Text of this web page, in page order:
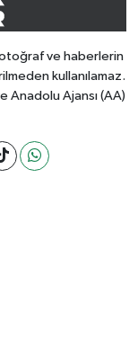
ve haberlerin
kullanılamaz.
Anadolu Ajansı (AA)